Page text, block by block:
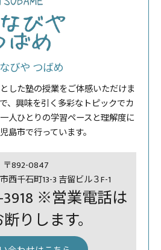
びや つばめ
した塾の授業をご体感いただけま
、興味を引く多彩なトピックでカ
人ひとりの学習ペースと理解度に
島市で行っています。
〒892-0847
西千石町13-3 吉留ビル３F-1
3918 ※営業電話は
りします。